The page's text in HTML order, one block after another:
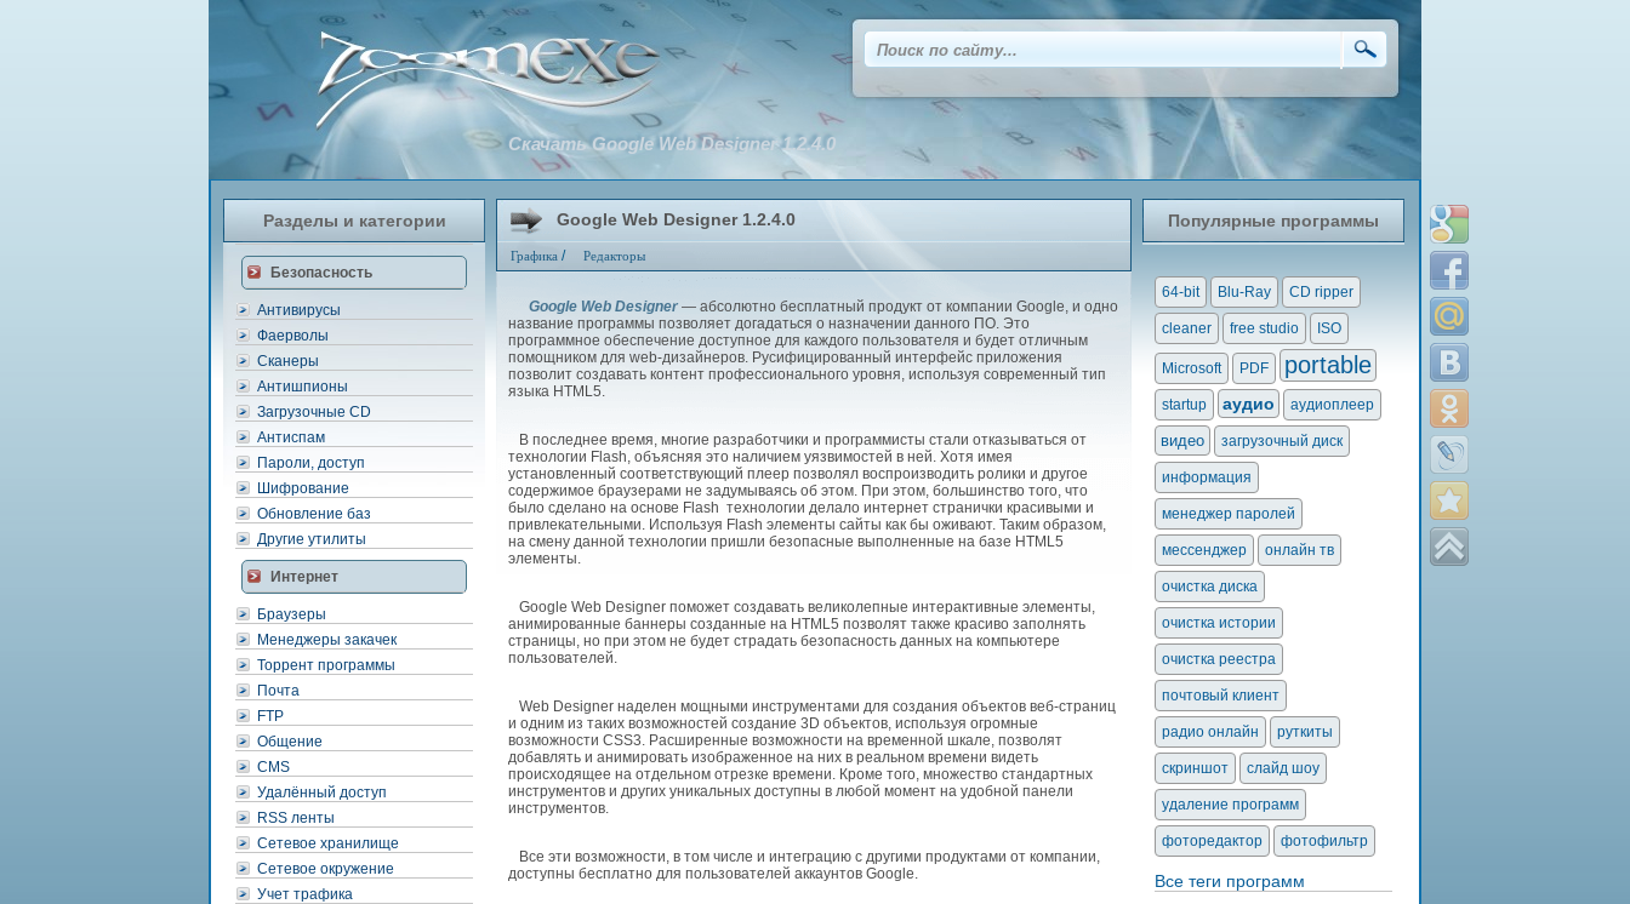
Разделы и категории
Безопасность
Антивирусы
Фаерволы
Сканеры
Антишпионы
Загрузочные CD
Антиспам
Пароли, доступ
Шифрование
Обновление баз
Другие утилиты
Интернет
Браузеры
Менеджеры закачек
Торрент программы
Почта
FTP
Общение
CMS
Удалённый доступ
RSS ленты
Сетевое хранилище
Сетевое окружение
Учет трафика
Google Web Designer 1.2.4.0
Графика / Редакторы
Скачать Google Web Designer 1.2.4.0
Google Web Designer — абсолютно бесплатный продукт от компании Google, и одно
название программы позволяет догадаться о назначении данного ПО. Это
программное обеспечение доступное для каждого пользователя и будет отличным
помощником для web-дизайнеров. Русифицированный интерфейс приложения
позволит создавать контент профессионального уровня, используя современный тип
языка HTML5.
В последнее время, многие разработчики и программисты стали отказываться от
технологии Flash, объясняя это наличием уязвимостей в ней. Хотя имея
установленный соответствующий плеер позволял воспроизводить ролики и другое
содержимое браузерами не задумываясь об этом. При этом, большинство того, что
было сделано на основе Flash технологии делало интернет странички красивыми и
привлекательными. Используя Flash элементы сайты как бы оживают. Таким образом,
на смену данной технологии пришли безопасные выполненные на базе HTML5
элементы.
Google Web Designer поможет создавать великолепные интерактивные элементы,
анимированные баннеры созданные на HTML5 позволят также красиво заполнять
страницы, но при этом не будет страдать безопасность данных на компьютере
пользователей.
Web Designer наделен мощными инструментами для создания объектов веб-страниц
и одним из таких возможностей создание 3D объектов, используя огромные
возможности CSS3. Расширенные возможности на временной шкале, позволят
добавлять и анимировать изображенное на них в реальном времени видеть
происходящее на отдельном отрезке времени. Кроме того, множество стандартных
инструментов и других уникальных доступны в любой момент на удобной панели
инструментов.
Все эти возможности, в том числе и интеграцию с другими продуктами от компании,
доступны бесплатно для пользователей аккаунтов Google.
Популярные программы
64-bit Blu-Ray CD ripper
cleaner free studio ISO
Microsoft PDF portable
startup аудио аудиоплеер
видео загрузочный диск
информация
менеджер паролей
мессенджер онлайн тв
очистка диска
очистка истории
очистка реестра
почтовый клиент
радио онлайн руткиты
скриншот слайд шоу
удаление программ
фоторедактор фотофильтр
Все теги программ